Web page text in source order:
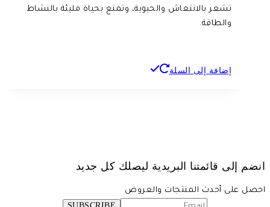
تشعر بالانتعاش والحيوية، وتمتع بحياة مليئة بالنشاط
والطاقة.
إضافة إلى السلة
انضم إلى قائمتنا البريدية ليصلك كل جديد
احصل على أحدث المنتجات والعروض